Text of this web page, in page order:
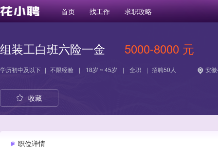
首页 找工作 求职攻略
组装工白班六险一金 5000-8000 元
学历初中及以下 | 不限经验 | 18岁 ~ 45岁 | 全职 | 招聘50人 安徽
收藏
职位详情